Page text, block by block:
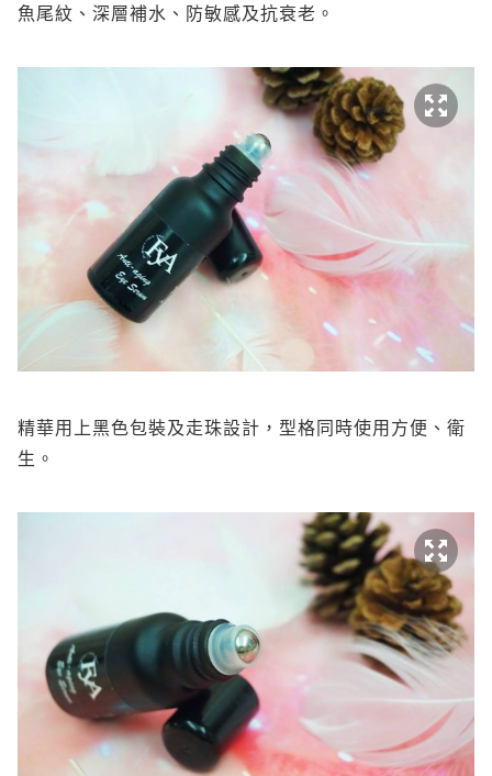
魚尾紋、深層補水、防敏感及抗衰老。
精華用上黑色包裝及走珠設計，型格同時使用方便、衛
生。